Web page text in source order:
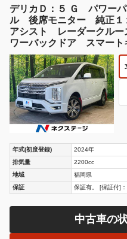
デリカＤ：５ Ｇ パワー
ル 後席モニター 純正１
アシスト レーダークル
ワーバックドア スマー
インチアルミ 車線逸脱警
年式(初度登録) 2024年
排気量
2200cc
地域
福岡県
保証
保証有。 [保証付]
中古車の